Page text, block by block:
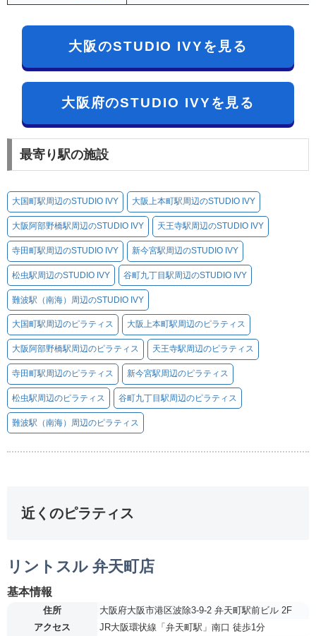
大阪のSTUDIO IVYを見る
大阪府のSTUDIO IVYを見る
最寄り駅の施設
大国町駅周辺のSTUDIO IVY 大阪上本町駅周辺のSTUDIO IVY
大阪阿部野橋駅周辺のSTUDIO IVY 天王寺駅周辺のSTUDIO IVY
寺田町駅周辺のSTUDIO IVY 新今宮駅周辺のSTUDIO IVY
松虫駅周辺のSTUDIO IVY 谷町九丁目駅周辺のSTUDIO IVY
難波駅（南海）周辺のSTUDIO IVY
大国町駅周辺のピラティス 大阪上本町駅周辺のピラティス
大阪阿部野橋駅周辺のピラティス 天王寺駅周辺のピラティス
寺田町駅周辺のピラティス 新今宮駅周辺のピラティス
松虫駅周辺のピラティス 谷町九丁目駅周辺のピラティス
難波駅（南海）周辺のピラティス
近くのピラティス
リントスル 弁天町店
基本情報
住所
大阪府大阪市港区波除3-9-2 弁天町駅前ビル 2F
アクセス
JR大阪環状線「弁天町駅」南口 徒歩1分